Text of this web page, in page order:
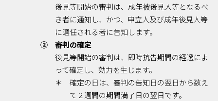
後見等開始の審判は、成年被後見人等となるべ
き者に通知し、かつ、申立人及び成年後見人等
に選任される者に告知します。
② 審判の確定
後見等開始の審判は、即時抗告期間の経過によ
って確定し、効力を生じます。
＊ 確定の日は、審判の告知日の翌日から数え
て２週間の期間満了日の翌日です。